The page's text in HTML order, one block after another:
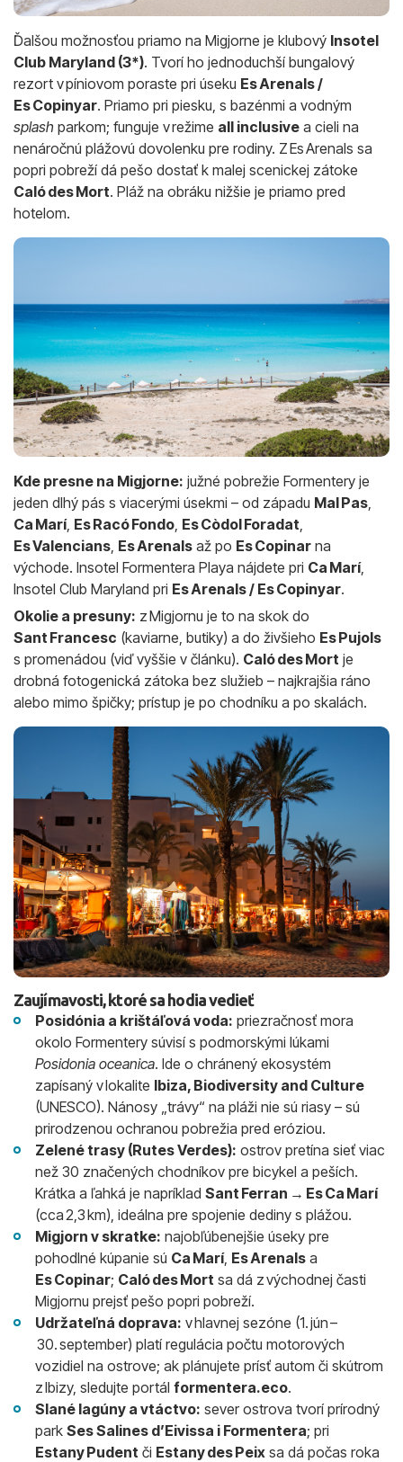
Ďalšou možnosťou priamo na Migjorne je klubový Insotel
Club Maryland (3*). Tvorí ho jednoduchší bungalový
rezort v píniovom poraste pri úseku Es Arenals /
Es Copinyar. Priamo pri piesku, s bazénmi a vodným
splash parkom; funguje v režime all inclusive a cieli na
nenáročnú plážovú dovolenku pre rodiny. Z Es Arenals sa
popri pobreží dá pešo dostať k malej scenickej zátoke
Caló des Mort. Pláž na obráku nižšie je priamo pred
hotelom.
Kde presne na Migjorne: južné pobrežie Formentery je
jeden dlhý pás s viacerými úsekmi – od západu Mal Pas,
Ca Marí, Es Racó Fondo, Es Còdol Foradat,
Es Valencians, Es Arenals až po Es Copinar na
východe. Insotel Formentera Playa nájdete pri Ca Marí,
Insotel Club Maryland pri Es Arenals / Es Copinyar.
Okolie a presuny: z Migjornu je to na skok do
Sant Francesc (kaviarne, butiky) a do živšieho Es Pujols
s promenádou (viď vyššie v článku). Caló des Mort je
drobná fotogenická zátoka bez služieb – najkrajšia ráno
alebo mimo špičky; prístup je po chodníku a po skalách.
Zaujímavosti, ktoré sa hodia vedieť
Posidónia a krištáľová voda: priezračnosť mora
okolo Formentery súvisí s podmorskými lúkami
Posidonia oceanica. Ide o chránený ekosystém
zapísaný v lokalite Ibiza, Biodiversity and Culture
(UNESCO). Nánosy „trávy“ na pláži nie sú riasy – sú
prirodzenou ochranou pobrežia pred eróziou.
Zelené trasy (Rutes Verdes): ostrov pretína sieť viac
než 30 značených chodníkov pre bicykel a peších.
Krátka a ľahká je napríklad Sant Ferran → Es Ca Marí
(cca 2,3 km), ideálna pre spojenie dediny s plážou.
Migjorn v skratke: najobľúbenejšie úseky pre
pohodlné kúpanie sú Ca Marí, Es Arenals a
Es Copinar; Caló des Mort sa dá z východnej časti
Migjornu prejsť pešo popri pobreží.
Udržateľná doprava: v hlavnej sezóne (1. jún –
30. september) platí regulácia počtu motorových
vozidiel na ostrove; ak plánujete prísť autom či skútrom
z Ibizy, sledujte portál formentera.eco.
Slané lagúny a vtáctvo: sever ostrova tvorí prírodný
park Ses Salines d’Eivissa i Formentera; pri
Estany Pudent či Estany des Peix sa dá počas roka